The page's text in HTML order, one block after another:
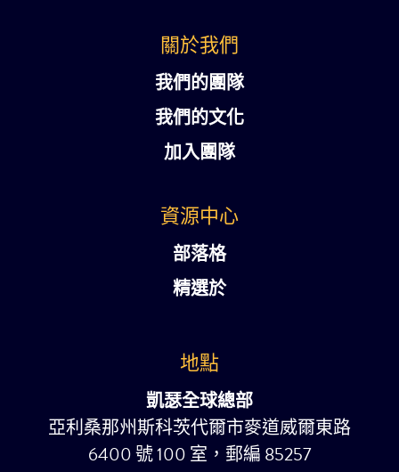
關於我們
我們的團隊
我們的文化
加入團隊
資源中心
部落格
精選於
地點
凱瑟全球總部
亞利桑那州斯科茨代爾市麥道威爾東路
6400 號 100 室，郵編 85257